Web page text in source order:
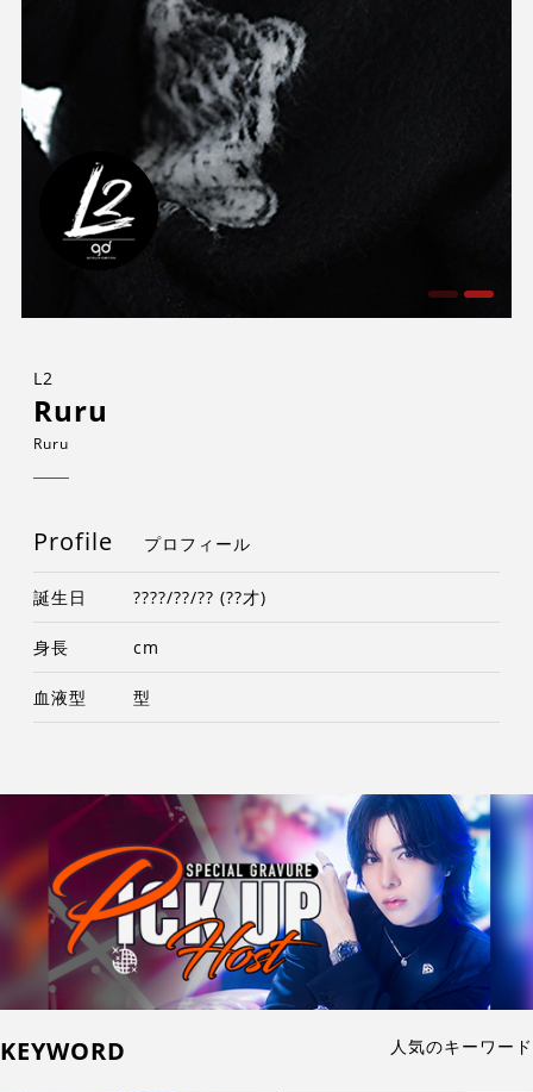
L2
Ruru
Ruru
Profile プロフィール
誕生日 ????/??/?? (??才)
身長 cm
血液型 型
KEYWORD 人気のキーワード